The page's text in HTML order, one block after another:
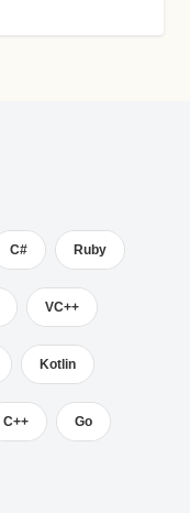
C# Ruby
VC++
Kotlin
C++ Go